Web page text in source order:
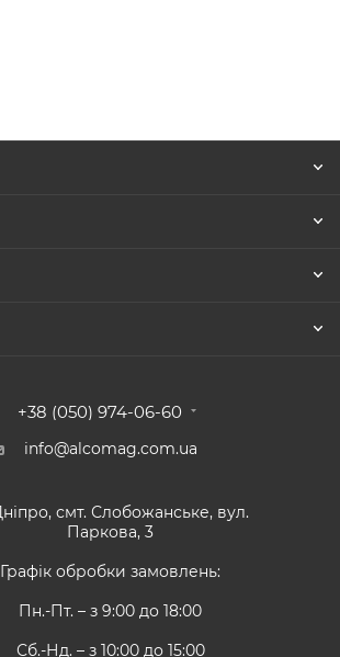
+38 (050) 974-06-60
info@alcomag.com.ua
смт. Слобожанське, вул.
Паркова, 3
Графік обробки замовлень:
Пн.-Пт. – з 9:00 до 18:00
Сб.-Нд. – з 10:00 до 15:00